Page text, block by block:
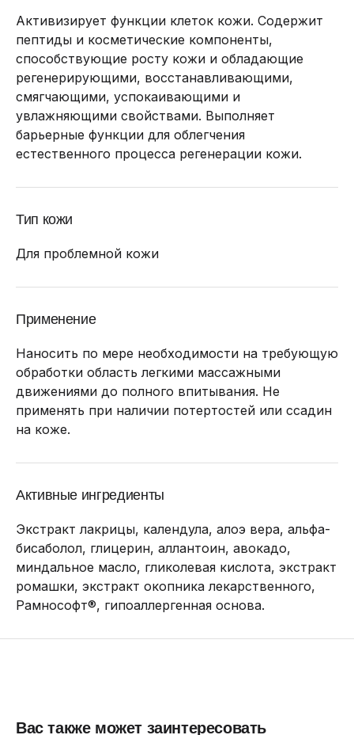
Активизирует функции клеток кожи. Содержит
пептиды и косметические компоненты,
способствующие росту кожи и обладающие
регенерирующими, восстанавливающими,
смягчающими, успокаивающими и
увлажняющими свойствами. Выполняет
барьерные функции для облегчения
естественного процесса регенерации кожи.
Тип кожи
Для проблемной кожи
Применение
Наносить по мере необходимости на требующую
обработки область легкими массажными
движениями до полного впитывания. Не
применять при наличии потертостей или ссадин
на коже.
Активные ингредиенты
Экстракт лакрицы, календула, алоэ вера, альфа-
бисаболол, глицерин, аллантоин, авокадо,
миндальное масло, гликолевая кислота, экстракт
ромашки, экстракт окопника лекарственного,
Рамнософт®, гипоаллергенная основа.
Вас также может заинтересовать